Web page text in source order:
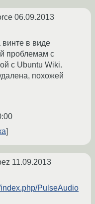
06.09.2013
винте в виде
проблемам с
с Ubuntu Wiki.
похожей
11.09.2013
PulseAudio